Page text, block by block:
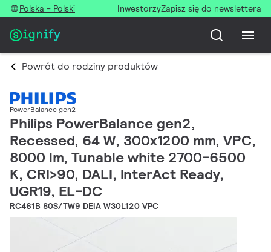
Polska - Polski InwestorzyZapisz się do newslettera
Powrót do rodziny produktów
PowerBalance gen2
Philips PowerBalance gen2,
Recessed, 64 W, 300x1200 mm, VPC,
8000 lm, Tunable white 2700-6500
K, CRI>90, DALI, InterAct Ready,
UGR19, EL-DC
RC461B 80S/TW9 DEIA W30L120 VPC